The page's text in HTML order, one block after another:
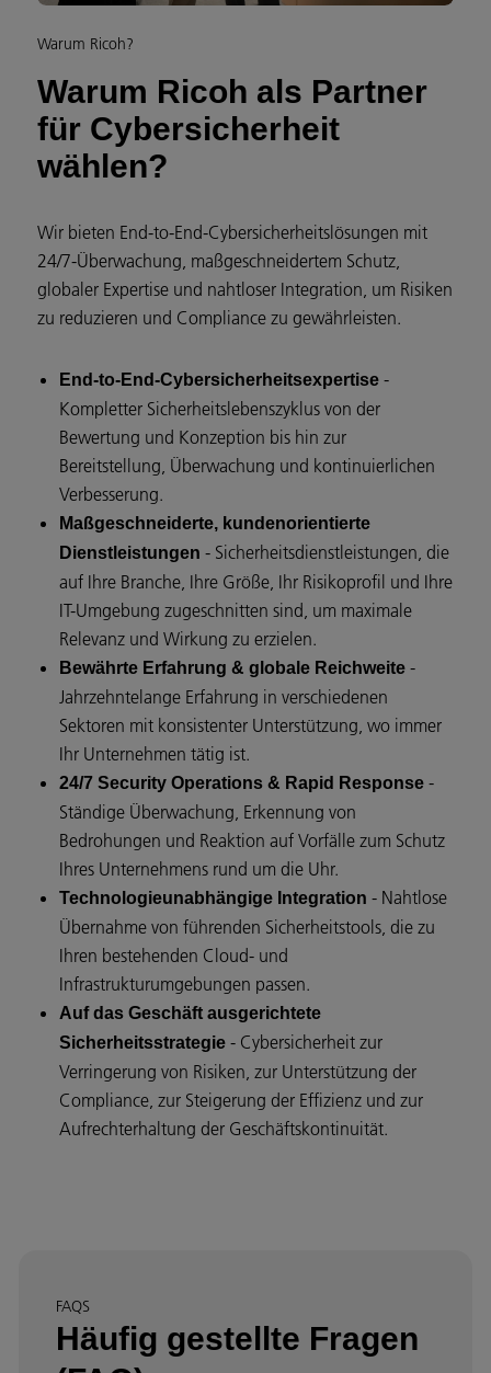
Warum Ricoh?
Warum Ricoh als Partner
für Cybersicherheit
wählen?
Wir bieten End-to-End-Cybersicherheitslösungen mit
24/7-Überwachung, maßgeschneidertem Schutz,
globaler Expertise und nahtloser Integration, um Risiken
zu reduzieren und Compliance zu gewährleisten.
End-to-End-Cybersicherheitsexpertise -
Kompletter Sicherheitslebenszyklus von der
Bewertung und Konzeption bis hin zur
Bereitstellung, Überwachung und kontinuierlichen
Verbesserung.
Maßgeschneiderte, kundenorientierte
Dienstleistungen - Sicherheitsdienstleistungen, die
auf Ihre Branche, Ihre Größe, Ihr Risikoprofil und Ihre
IT-Umgebung zugeschnitten sind, um maximale
Relevanz und Wirkung zu erzielen.
Bewährte Erfahrung & globale Reichweite -
Jahrzehntelange Erfahrung in verschiedenen
Sektoren mit konsistenter Unterstützung, wo immer
Ihr Unternehmen tätig ist.
24/7 Security Operations & Rapid Response -
Ständige Überwachung, Erkennung von
Bedrohungen und Reaktion auf Vorfälle zum Schutz
Ihres Unternehmens rund um die Uhr.
Technologieunabhängige Integration - Nahtlose
Übernahme von führenden Sicherheitstools, die zu
Ihren bestehenden Cloud- und
Infrastrukturumgebungen passen.
Auf das Geschäft ausgerichtete
Sicherheitsstrategie - Cybersicherheit zur
Verringerung von Risiken, zur Unterstützung der
Compliance, zur Steigerung der Effizienz und zur
Aufrechterhaltung der Geschäftskontinuität.
FAQS
Häufig gestellte Fragen